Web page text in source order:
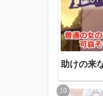
助けの来